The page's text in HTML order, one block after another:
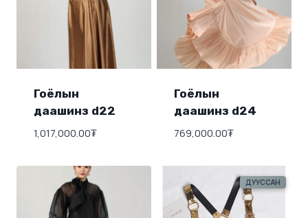
Гоёлын
даашинз d22
1,017,000.00₮
Гоёлын
даашинз d24
769,000.00₮
ДУУССАН